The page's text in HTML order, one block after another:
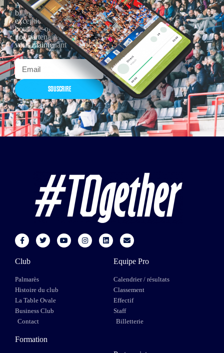
Actualités, nouveautés,
billetterie, remises
exceptionnelles dans la
boutique officielles & chez
nos partenaires… Inscrivez-
vous maintenant
SOUSCRIRE
Club
Palmarès
Histoire du club
La Table Ovale
Business Club
Contact
Equipe Pro
Calendrier / résultats
Classement
Effectif
Staff
Billetterie
Formation